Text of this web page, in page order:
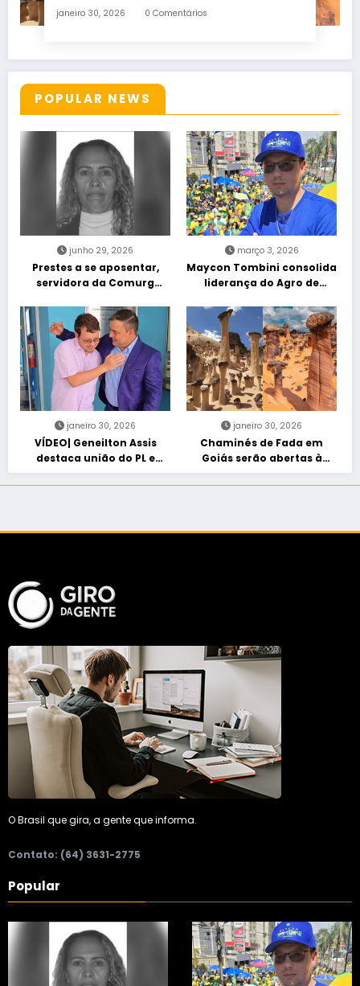
janeiro 30, 2026 0 Comentários
POPULAR NEWS
junho 29, 2026
Prestes a se aposentar,
servidora da Comurg
entra em protocolo de
morte encefálica
março 3, 2026
Maycon Tombini consolida
liderança do Agro de
“Acorda Brasil” em Goiânia
janeiro 30, 2026
VÍDEO| Geneilton Assis
destaca união do PL e
consolidação de apoio a
Maycon Tombini em Jataí
janeiro 30, 2026
Chaminés de Fada em
Goiás serão abertas à
visitação controlada
O Brasil que gira, a gente que informa.
Contato: (64) 3631-2775
Popular